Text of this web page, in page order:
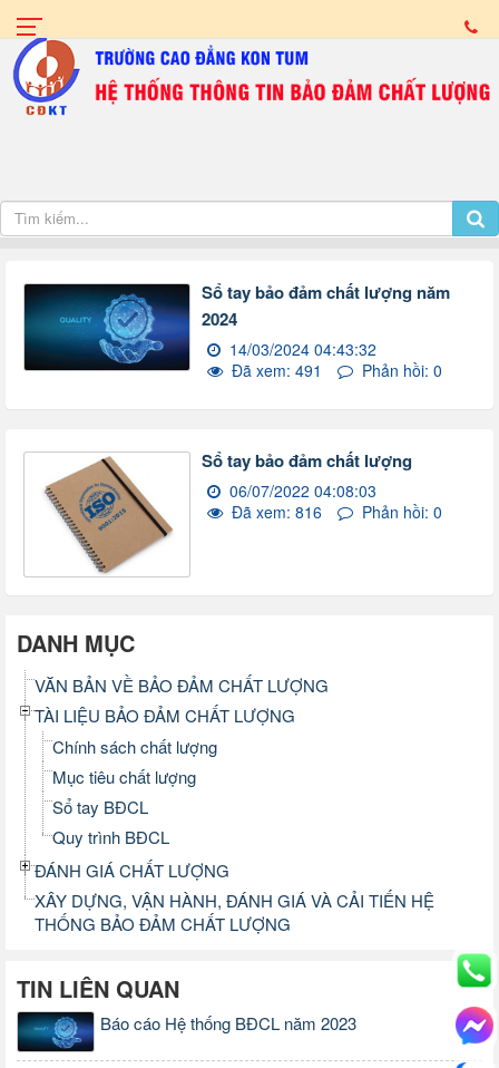
Sổ tay bảo đảm chất lượng năm
2024
14/03/2024 04:43:32
Đã xem: 491
Phản hồi: 0
Sổ tay bảo đảm chất lượng
06/07/2022 04:08:03
Đã xem: 816
Phản hồi: 0
DANH MỤC
VĂN BẢN VỀ BẢO ĐẢM CHẤT LƯỢNG
TÀI LIỆU BẢO ĐẢM CHẤT LƯỢNG
Chính sách chất lượng
Mục tiêu chất lượng
Sổ tay BĐCL
Quy trình BĐCL
ĐÁNH GIÁ CHẤT LƯỢNG
XÂY DỰNG, VẬN HÀNH, ĐÁNH GIÁ VÀ CẢI TIẾN HỆ
THỐNG BẢO ĐẢM CHẤT LƯỢNG
TIN LIÊN QUAN
Báo cáo Hệ thống BĐCL năm 2023